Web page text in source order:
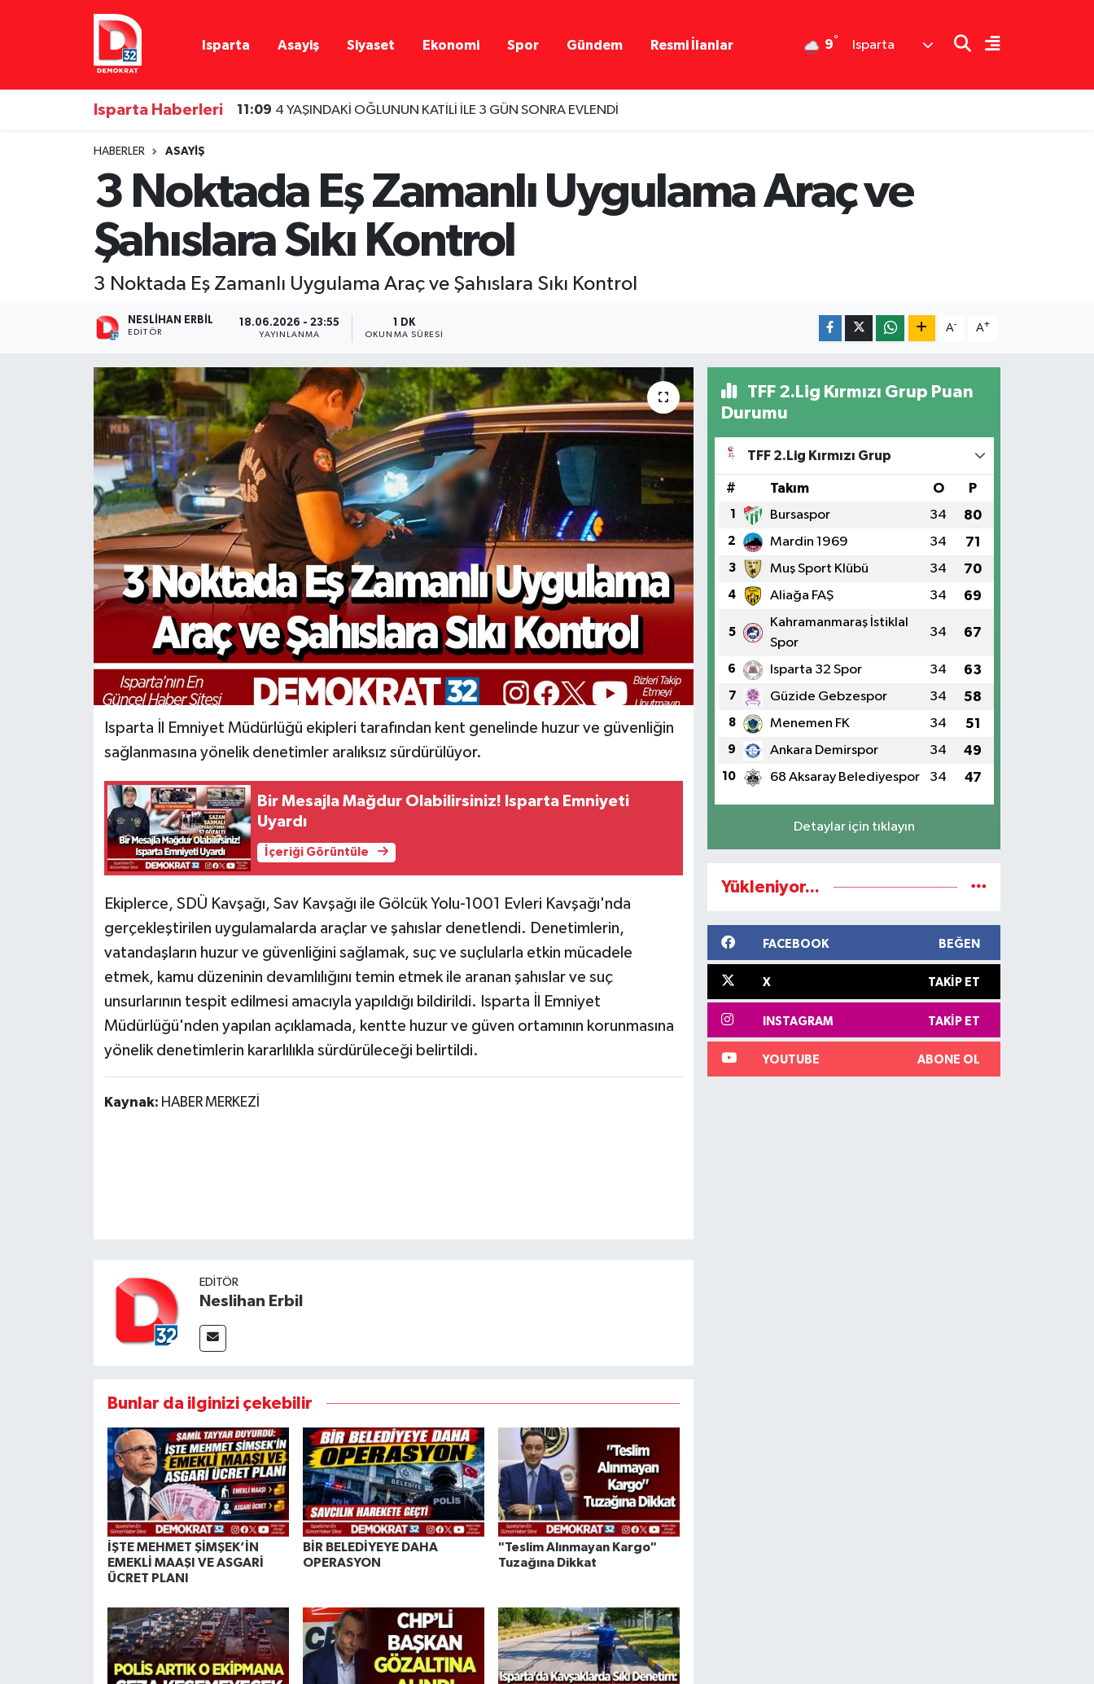
Isparta Asayiş Siyaset Ekonomi Spor Gündem Resmi İlanlar 9° Isparta
Isparta Haberleri 11:09 4 YAŞINDAKİ OĞLUNUN KATİLİ İLE 3 GÜN SONRA EVLENDİ
HABERLER ASAYIŞ
3 Noktada Eş Zamanlı Uygulama Araç ve
Şahıslara Sıkı Kontrol
3 Noktada Eş Zamanlı Uygulama Araç ve Şahıslara Sıkı Kontrol
NESLIHAN ERBIL
EDITÖR
18.06.2026 - 23:55
YAYINLANMA
1 DK
OKUNMA SÜRESI
A- A+
Isparta İl Emniyet Müdürlüğü ekipleri tarafından kent genelinde huzur ve güvenliğin
sağlanmasına yönelik denetimler aralıksız sürdürülüyor.
Bir Mesajla Mağdur Olabilirsiniz! Isparta Emniyeti
Uyardı
İçeriği Görüntüle
Ekiplerce, SDÜ Kavşağı, Sav Kavşağı ile Gölcük Yolu-1001 Evleri Kavşağı'nda
gerçekleştirilen uygulamalarda araçlar ve şahıslar denetlendi. Denetimlerin,
vatandaşların huzur ve güvenliğini sağlamak, suç ve suçlularla etkin mücadele
etmek, kamu düzeninin devamlılığını temin etmek ile aranan şahıslar ve suç
unsurlarının tespit edilmesi amacıyla yapıldığı bildirildi. Isparta İl Emniyet
Müdürlüğü'nden yapılan açıklamada, kentte huzur ve güven ortamının korunmasına
yönelik denetimlerin kararlılıkla sürdürüleceği belirtildi.
Kaynak: HABER MERKEZİ
EDITÖR
Neslihan Erbil
Bunlar da ilginizi çekebilir
İŞTE MEHMET ŞİMŞEK’İN
EMEKLİ MAAŞI VE ASGARİ
ÜCRET PLANI
BİR BELEDİYEYE DAHA
OPERASYON
"Teslim Alınmayan Kargo"
Tuzağına Dikkat
TFF 2.Lig Kırmızı Grup Puan
Durumu
TFF 2.Lig Kırmızı Grup
# Takım O P
1 Bursaspor 34 80
2 Mardin 1969 34 71
3 Muş Sport Klübü 34 70
4 Aliağa FAŞ 34 69
5
Kahramanmaraş İstiklal
Spor
34 67
6 Isparta 32 Spor 34 63
7 Güzide Gebzespor 34 58
8 Menemen FK 34 51
9 Ankara Demirspor 34 49
10 68 Aksaray Belediyespor 34 47
Detaylar için tıklayın
Yükleniyor...
FACEBOOK BEĞEN
X TAKIP ET
INSTAGRAM TAKIP ET
YOUTUBE ABONE OL
Isparta Nöbetçi Eczaneler
Isparta Hava Durumu
Isparta Namaz Vakitleri
Isparta Trafik Yoğunluk Haritası
Süper Lig Puan Durumu ve Fikstür
Son Dakika Haberleri